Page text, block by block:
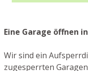
Eine Garage öffnen
Wir sind ein
zugesperrten